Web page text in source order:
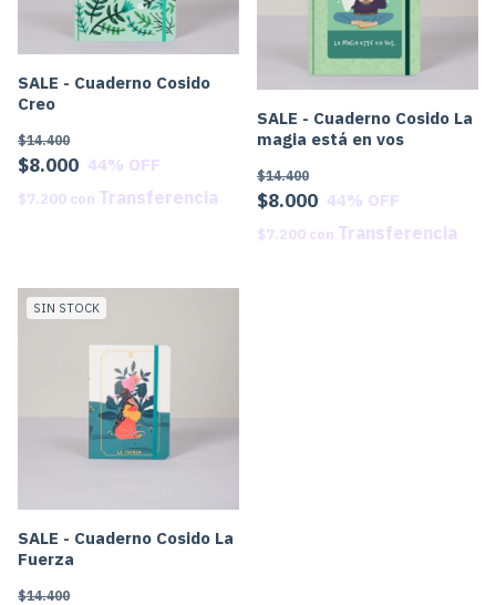
SALE - Cuaderno Cosido
Creo
$8.000
$14.400
44% OFF
$7.200 con
SALE - Cuaderno Cosido La
magia está en vos
$8.000
$14.400
44% OFF
$7.200 con
SIN STOCK
SALE - Cuaderno Cosido La
Fuerza
$14.400